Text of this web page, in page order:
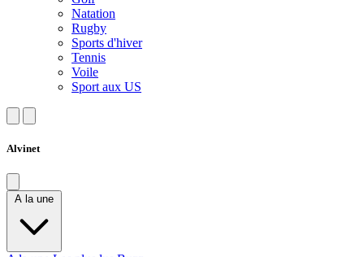
Natation
Rugby
Sports d'hiver
Tennis
Voile
Sport aux US
Alvinet
A la une